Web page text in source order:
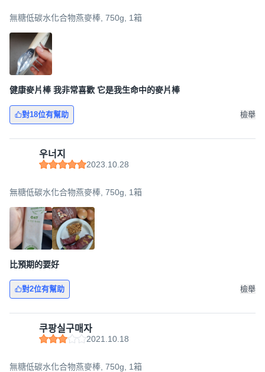
無糖低碳水化合物燕麥棒, 750g, 1箱
健康麥片棒 我非常喜歡 它是我生命中的麥片棒
對18位有幫助 檢舉
우너지
2023.10.28
無糖低碳水化合物燕麥棒, 750g, 1箱
比預期的要好
對2位有幫助 檢舉
쿠팡실구매자
2021.10.18
無糖低碳水化合物燕麥棒, 750g, 1箱